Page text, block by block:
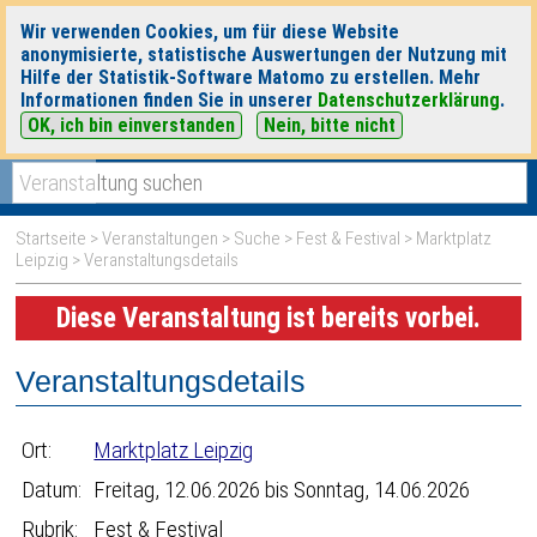
Wir verwenden Cookies, um für diese Website
anonymisierte, statistische Auswertungen der Nutzung mit
Hilfe der Statistik-Software Matomo zu erstellen. Mehr
Informationen finden Sie in unserer Datenschutzerklärung.
OK, ich bin einverstanden
Nein, bitte nicht
heute|morgen|
Startseite >Veranstaltungen > Suche > Fest & Festival > Marktplatz
Leipzig > Veranstaltungsdetails
Diese Veranstaltung ist bereits vorbei.
Veranstaltungsdetails
Ort:
Marktplatz Leipzig
Datum: Freitag, 12.06.2026 bis Sonntag, 14.06.2026
Rubrik:
Fest & Festival